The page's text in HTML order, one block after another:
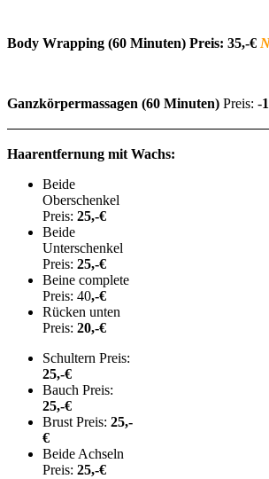
Body Wrapping (60 Minuten) Preis: 35,-€
Ganzkörpermassagen (60 Minuten) Preis: -
Haarentfernung mit Wachs:
Beide
Oberschenkel
Preis: 25,-€
Beide
Unterschenkel
Preis: 25,-€
Beine complete
Preis: 40,-€
Rücken unten
Preis: 20,-€
Schultern Preis:
25,-€
Bauch Preis:
25,-€
Brust Preis: 25,-
€
Beide Achseln
Preis: 25,-€